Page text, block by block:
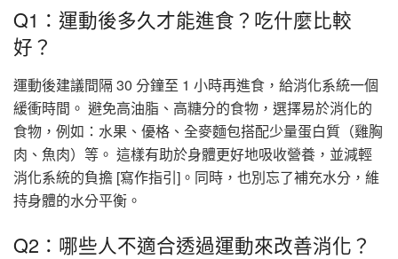
Q1：運動後多久才能進食？吃什麼比較
好？
運動後建議間隔 30 分鐘至 1 小時再進食，給消化系統一個
緩衝時間。 避免高油脂、高糖分的食物，選擇易於消化的
食物，例如：水果、優格、全麥麵包搭配少量蛋白質（雞胸
肉、魚肉）等。 這樣有助於身體更好地吸收營養，並減輕
消化系統的負擔 [寫作指引]。同時，也別忘了補充水分，維
持身體的水分平衡。
Q2：哪些人不適合透過運動來改善消化？